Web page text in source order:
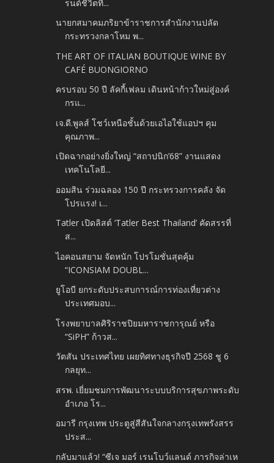
รนด์ชีวิตที่...
นายกสมาคมภริยาข้าราชการสำนักงานปลัด
กระทรวงกลาโหม พ...
THE ART OF ITALIAN BOUTIQUE WINE BY
CAFÉ BUONGIORNO
ครบรอบ 50 ปี ลัคกี้เฟลม เดินหน้าก้าวใหม่สู่องค์
กรแ...
เจ.ดี.พูลส์ โชว์เหนือชั้นด้วยเอไอใช้แอปฯ คุม
คุณภาพ...
เปิดฉากอย่างยิ่งใหญ่ “สถาปนิก’68” งานแสดง
เทคโนโลยี...
ออมสิน ร่วมฉลอง 150 ปี กระทรวงการคลัง จัด
โปรแรง! เ...
Tatler เปิดลิสต์ ‘Tatler Best Thailand’ คัดสรรที่
ส...
ไอคอนสยาม จัดหนัก โปรโมชั่นสุดคุ้ม
“ICONSIAM DOUBL...
ยูโอบี ยกระดับประสบการณ์การท่องเที่ยวต่าง
ประเทศมอบ...
โรงพยาบาลศิริราชปิยมหาราชการุณย์ หรือ
“SiPH” ก้าวส...
วัตสัน ประเทศไทย เผยทิศทางธุรกิจปี 2568 ชู 6
กลยุท...
สรพ. เยี่ยมชมการพัฒนาระบบบริการสุขภาพระดับ
อำเภอ โร...
อมารี กรุงเทพ ประตูสู่สีสันใจกลางกรุงเทพรังสรร
ประส...
กลับมาแล้ว! “ซีเจ มอร์ เรนโบว์แลนด์ ภารกิจล่าเห